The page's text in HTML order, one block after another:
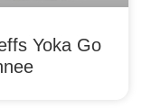
Yoka Go